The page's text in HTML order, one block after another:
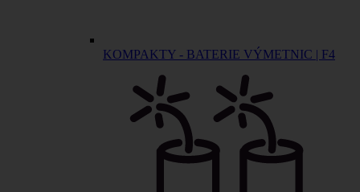
KOMPAKTY - BATERIE VÝMETNIC | F4